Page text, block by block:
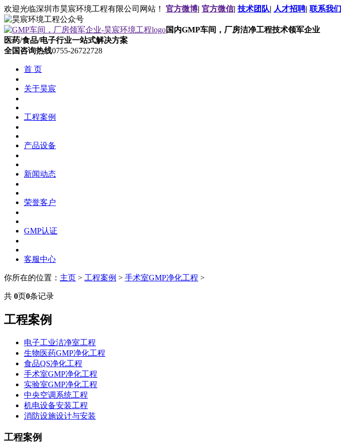
欢迎光临深圳市昊宸环境工程有限公司网站！ 官方微博| 官方微信| 技术团队| 人才招聘| 联系我们
国内GMP车间，厂房洁净工程技术领军企业
医药/食品/电子行业一站式解决方案
全国咨询热线0755-26722728
首 页
关于昊宸
工程案例
产品设备
新闻动态
荣誉客户
GMP认证
客服中心
你所在的位置： 主页 > 工程案例 > 手术室GMP净化工程 >
共 0页0条记录
工程案例
电子工业洁净室工程
生物医药GMP净化工程
食品QS净化工程
手术室GMP净化工程
实验室GMP净化工程
中央空调系统工程
机电设备安装工程
消防设施设计与安装
工程案例